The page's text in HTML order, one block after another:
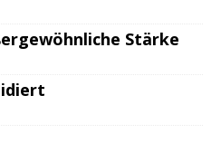
Stärke